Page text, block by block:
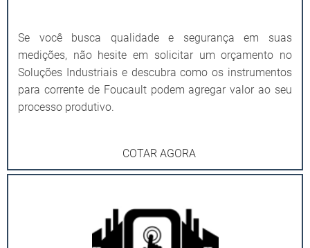
Se você busca qualidade e segurança em suas
medições, não hesite em solicitar um orçamento no
Soluções Industriais e descubra como os instrumentos
para corrente de Foucault podem agregar valor ao seu
processo produtivo.
COTAR AGORA